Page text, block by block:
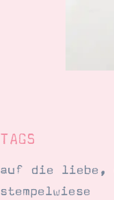
TAGS
auf die liebe,
stempelwiese